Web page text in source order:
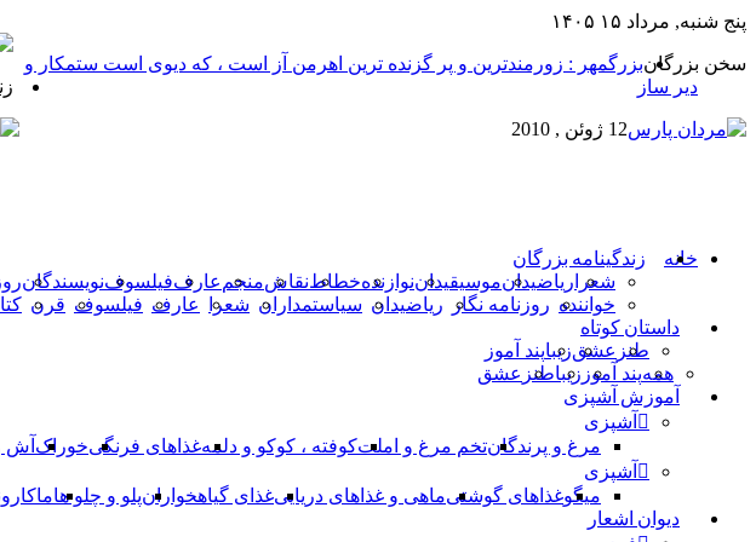
پنج شنبه, مرداد ۱۵ ۱۴۰۵
سخن بزرگانبزرگمهر : زورمندترین و پر گزنده ترین اهرمن آز است ، که دیوی است ستمکار و
دیر ساز
خانه زندگینامه بزرگان
شعرا ریاضیدانموسیقیداننوازندهخطاطنقاشمنجم عارففیلسوفنویسندگان
خواننده روزنامه نگار ریاضیدان سیاستمداران شعرا عارف فیلسوف قرن
داستان کوتاه
طنز عشقزیباپند آموز
همهپند آموز زیباطنز عشق
آموزش آشپزی
آشپزی
مرغ و پرندگانتخم مرغ و املتکوفته ، کوکو و دلمهغذاهای فرنگیخوراک آش
آشپزی
میگوغذاهای گوشتیماهی و غذاهای دریاییغذای گیاهخوارانپلو و چلو ها
دیوان اشعار
12 ژوئن , 2010